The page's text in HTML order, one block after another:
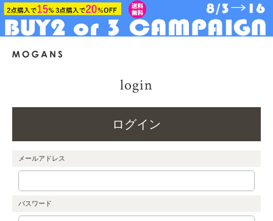
login
ログイン
メールアドレス
パスワード